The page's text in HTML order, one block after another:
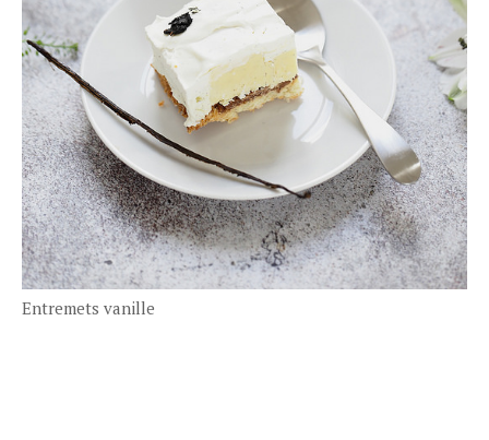
Entremets vanille